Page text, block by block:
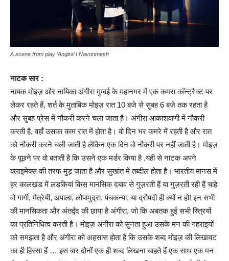
A scene from play ‘Angira’ I Navonmesh
नाटक सार :
नायक मोइज़ और नायिका अंगीरा मुम्बई के महानगर में एक कमरा कॉन्ट्रैक्ट पर
लेकर रहते हैं, शर्त के मुताबिक मोइज़ रात 10 बजे से सुबह 6 बजे तक रहता है
और सुबह प्रेस में नौकरी करने चला जाता है। अंगीरा आकाशवाणी में नौकरी
करती है, वहाँ उसका काम रात में होता है। वो दिन भर कमरे में रहती है और रात
को नौकरी करने चली जाती है लेकिन एक दिन वो नौकरी पर नहीं जाती है। मोइज़
के पूछने पर वो बताती है कि उसने एक मर्डर किया है ,यही से नाटक अपने
क्लाइमेक्स की तरफ मुड़ जाता है और सुखांत में तब्दील होता है। भारतीय मानस में
हर कालखंड में लड़कियां किस मानसिक दबाव से गुज़रती हैं या गुज़रती रही हैं चाहे
वो गार्गी, मैत्रेयी, अपाला, लोपामुद्रा, पंचकन्या, या द्रौपदी ही क्यों न हो! इन सभी
की मानसिकता और अंतर्द्वंद की छाया है अंगीरा, जो कि अबतक हुई सभी स्त्रियों
का प्रतिनिधित्व करती है। मोइज़ अंगीरा को सुनता हुआ उसके मन की गहराइयों
को समझता है और अंगीरा को अहसास होता है कि उसके शब्द मोइज़ की लिखावट
का ही हिस्सा हैं … इस बार दोनों एक ही शब्द लिखना चाहते हैं एक साथ एक मन